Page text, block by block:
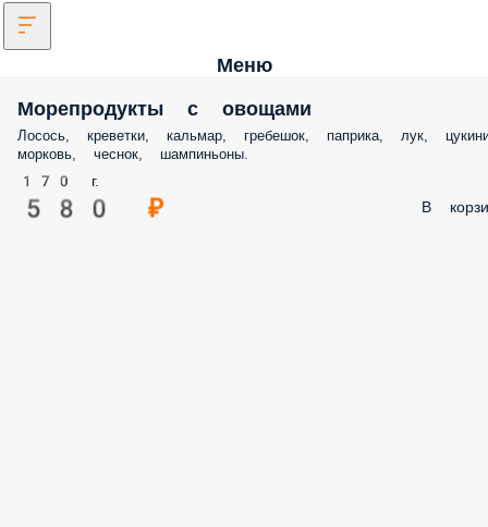
Меню
Морепродукты с овощами
Лосось, креветки, кальмар, гребешок, паприка, лук,
морковь, чеснок, шампиньоны.
170 г.
580 ₽ В